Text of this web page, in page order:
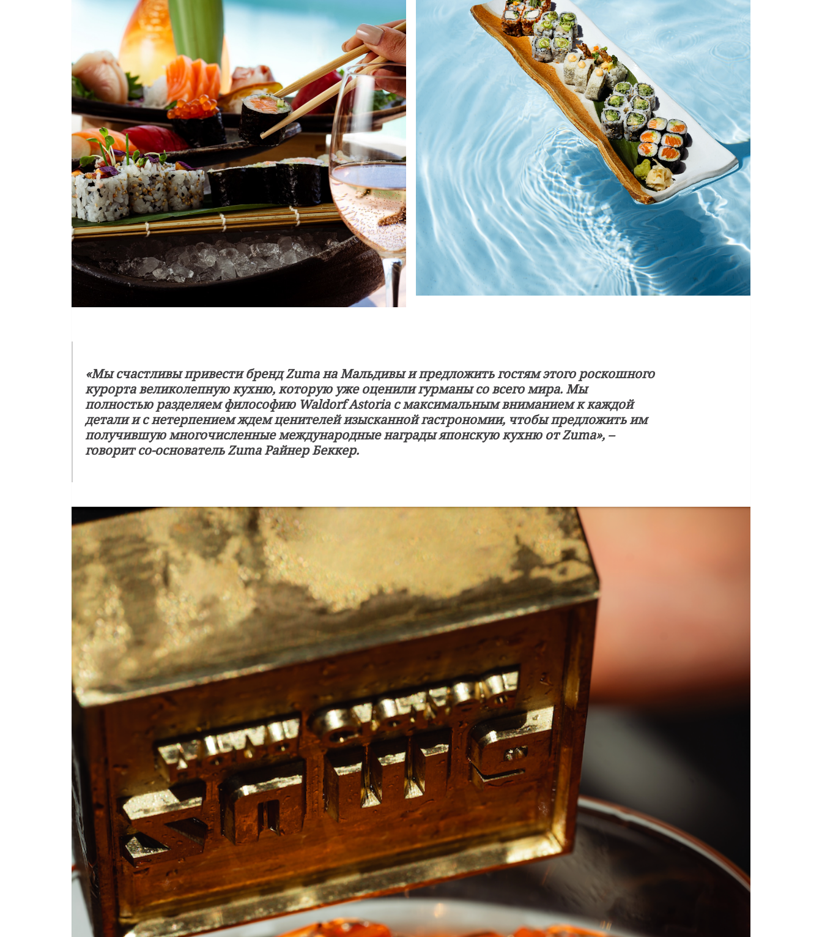
«Мы счастливы привести бренд Zuma на Мальдивы и предложить гостям этого роскошного
курорта великолепную кухню, которую уже оценили гурманы со всего мира. Мы
полностью разделяем философию Waldorf Astoria с максимальным вниманием к каждой
детали и с нетерпением ждем ценителей изысканной гастрономии, чтобы предложить им
получившую многочисленные международные награды японскую кухню от Zuma», –
говорит со-основатель Zuma Райнер Беккер.